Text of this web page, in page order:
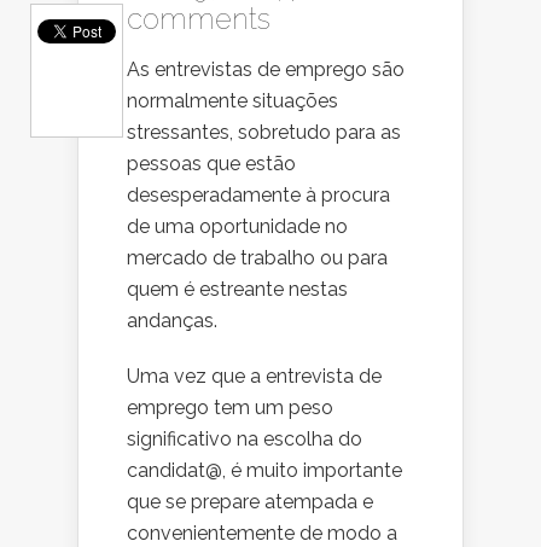
comments
As entrevistas de emprego são
normalmente situações
stressantes, sobretudo para as
pessoas que estão
desesperadamente à procura
de uma oportunidade no
mercado de trabalho ou para
quem é estreante nestas
andanças.
Uma vez que a entrevista de
emprego tem um peso
significativo na escolha do
candidat@, é muito importante
que se prepare atempada e
convenientemente de modo a